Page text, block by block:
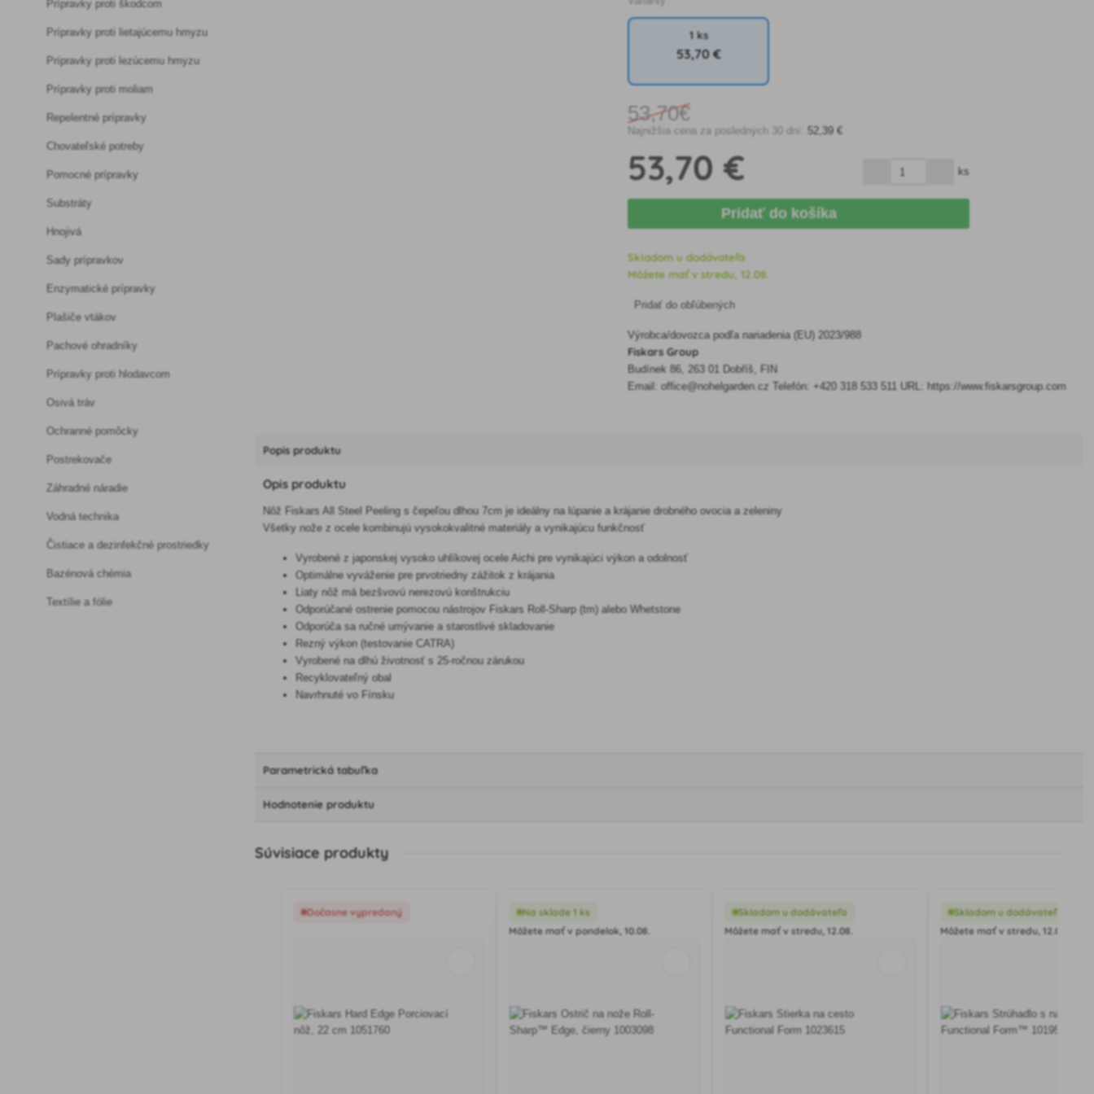
Prípravky proti škodcom
Prípravky proti lietajúcemu hmyzu
Prípravky proti lezúcemu hmyzu
Prípravky proti moliam
Repelentné prípravky
Chovateľské potreby
Pomocné prípravky
Substráty
Hnojivá
Sady prípravkov
Enzymatické prípravky
Plašiče vtákov
Pachové ohradníky
Prípravky proti hlodavcom
Osivá tráv
Ochranné pomôcky
Postrekovače
Záhradné náradie
Vodná technika
Čistiace a dezinfekčné prostriedky
Bazénová chémia
Textílie a fólie
1 ks
53,70 €
53,70€
Najnižšia cena za posledných 30 dní: 52,39 €
53,70 € ks
Pridať do košíka
Skladom u dodávateľa
Môžete mať v stredu, 12.08.
Pridať do obľúbených
Výrobca/dovozca podľa nariadenia (EU) 2023/988
Fiskars Group
Budínek 86, 263 01 Dobříš, FIN
Email: office@nohelgarden.cz Telefón: +420 318 533 511 URL: https://www.fiskarsgroup.com
Popis produktu
Opis produktu
Nôž Fiskars All Steel Peeling s čepeľou dlhou 7cm je ideálny na lúpanie a krájanie drobného ovocia a zeleniny
Všetky nože z ocele kombinujú vysokokvalitné materiály a vynikajúcu funkčnosť
Vyrobené z japonskej vysoko uhlíkovej ocele Aichi pre vynikajúci výkon a odolnosť
Optimálne vyváženie pre prvotriedny zážitok z krájania
Liaty nôž má bezšvovú nerezovú konštrukciu
Odporúčané ostrenie pomocou nástrojov Fiskars Roll-Sharp (tm) alebo Whetstone
Odporúča sa ručné umývanie a starostlivé skladovanie
Rezný výkon (testovanie CATRA)
Vyrobené na dlhú životnosť s 25-ročnou zárukou
Recyklovateľný obal
Navrhnuté vo Fínsku
Parametrická tabuľka
Hodnotenie produktu
Súvisiace produkty
Dočasne vypredaný
Na sklade 1 ks
Môžete mať v pondelok, 10.08.
Skladom u dodávateľa
Môžete mať v stredu, 12.08.
Skladom u dodávateľa
Môžete mať v stredu, 12.08.